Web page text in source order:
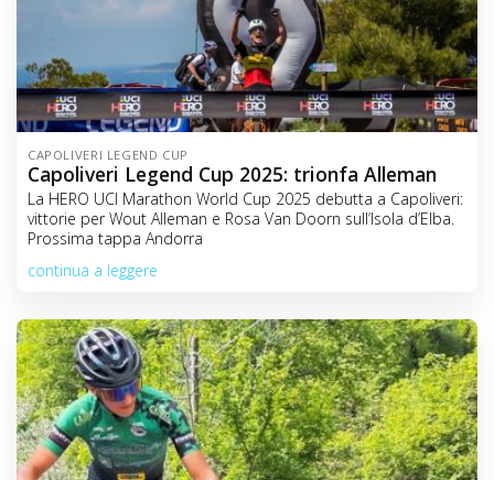
CAPOLIVERI LEGEND CUP
Capoliveri Legend Cup 2025: trionfa Alleman
La HERO UCI Marathon World Cup 2025 debutta a Capoliveri:
vittorie per Wout Alleman e Rosa Van Doorn sull’Isola d’Elba.
Prossima tappa Andorra
continua a leggere